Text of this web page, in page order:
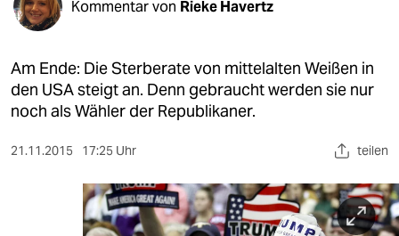
kultur
sport
berlin
nord
wahrheit
Kommentar von Rieke Havertz
Am Ende: Die Sterberate von mittelalten Weißen in
den USA steigt an. Denn gebraucht werden sie nur
noch als Wähler der Republikaner.
21.11.2015 17:25 Uhr teilen